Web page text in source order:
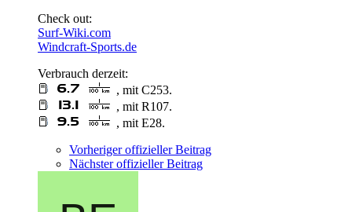
Check out:
Surf-Wiki.com
Windcraft-Sports.de
Verbrauch derzeit:
, mit C253.
, mit R107.
, mit E28.
Vorheriger offizieller Beitrag
Nächster offizieller Beitrag